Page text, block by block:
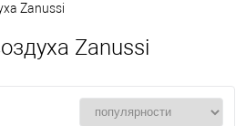
Zanussi
Zanussi